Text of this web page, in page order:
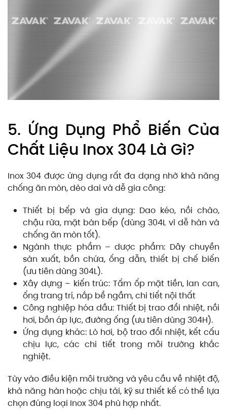
5. Ứng Dụng Phổ Biến Của
Chất Liệu Inox 304 Là Gì?
Inox 304 được ứng dụng rất đa dạng nhờ khả năng
chống ăn mòn, dẻo dai và dễ gia công:
Thiết bị bếp và gia dụng: Dao kéo, nồi chảo,
chậu rửa, mặt bàn bếp (dùng 304L vì dễ hàn và
chống ăn mòn tốt).
Ngành thực phẩm – dược phẩm: Dây chuyền
sản xuất, bồn chứa, ống dẫn, thiết bị chế biến
(ưu tiên dùng 304L).
Xây dựng – kiến trúc: Tấm ốp mặt tiền, lan can,
ống trang trí, nắp bể ngầm, chi tiết nội thất
Công nghiệp hóa dầu: Thiết bị trao đổi nhiệt, nồi
hơi, bồn áp lực, đường ống (ưu tiên dùng 304H).
Ứng dụng khác: Lò hơi, bộ trao đổi nhiệt, kết cấu
chịu lực, các chi tiết trong môi trường khắc
nghiệt.
Tùy vào điều kiện môi trường và yêu cầu về nhiệt độ,
khả năng hàn hoặc chịu tải, kỹ sư thiết kế có thể lựa
chọn đúng loại Inox 304 phù hợp nhất.